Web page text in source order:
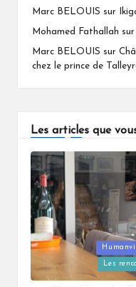
Marc BELOUIS sur
Mohamed Fathallah sur
Marc BELOUIS sur
chez le prince de
Les articles que
Posted
Les